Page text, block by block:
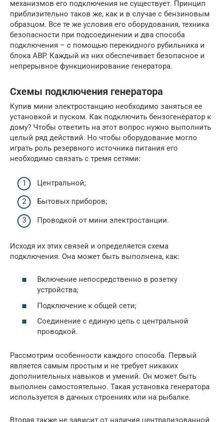
механизмов его подключения не существует. Принцип
приблизительно таков же, как и в случае с бензиновым
образцом. Все те же условия его оборудования, техника
безопасности при подсоединении и два способа
подключения – с помощью перекидного рубильника и
блока ABP. Каждый из них обеспечивает безопасное и
непрерывное функционирование генератора.
Схемы подключения генератора
Купив мини электростанцию необходимо заняться ее
установкой и пуском. Как подключить бензогенератор к
дому? Чтобы ответить на этот вопрос нужно выполнить
целый ряд действий. Но чтобы оборудование могло
играть роль резервного источника питания его
необходимо связать с тремя сетями:
Центральной;
Бытовых приборов;
Проводкой от мини электростанции.
Исходя их этих связей и определяется схема
подключения. Она может быть выполнена, как:
Включение непосредственно в розетку
устройства;
Подключение к общей сети;
Соединение с единую цепь с центральной
проводкой.
Рассмотрим особенности каждого способа. Первый
является самым простым и не требует никаких
дополнительных навыков и умений. Он может быть
выполнен самостоятельно. Такая установка генератора
используется в дачных строениях или на рыбалке.
Вторая также не зависит от наличия централизованной